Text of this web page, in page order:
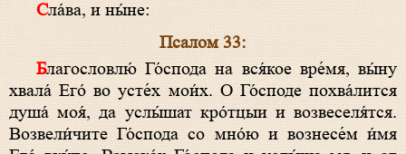
Сла́ва, и ны́не:
Псалом 33:
Благословлю́ Го́спода на вся́кое вре́мя, вы́ну
хвала́ Его́ во усте́х мои́х. О Го́споде похва́лится
душа́ моя́, да услы́шат кро́тцыи и возвеселя́тся.
Возвели́чите Го́спода со мно́ю и вознесе́м и́мя